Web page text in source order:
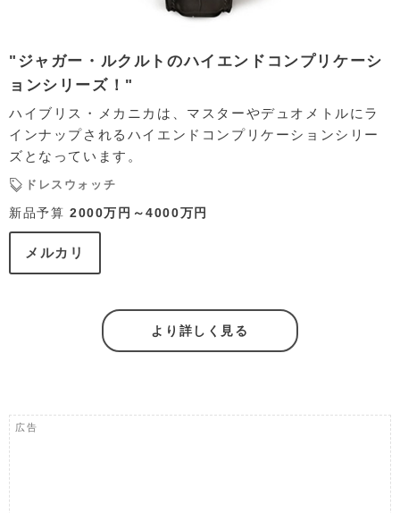
"ジャガー・ルクルトのハイエンドコンプリケーシ
ョンシリーズ！"
ハイブリス・メカニカは、マスターやデュオメトルにラ
インナップされるハイエンドコンプリケーションシリー
ズとなっています。
ドレスウォッチ
新品予算 2000万円～4000万円
メルカリ
より詳しく見る
広告